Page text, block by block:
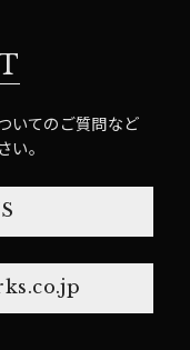
いてのご質問など
い。